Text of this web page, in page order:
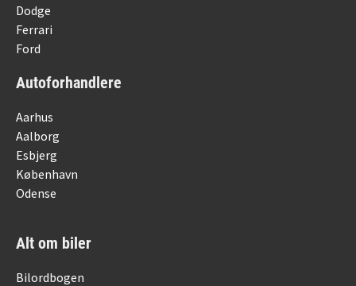
Dodge
Ferrari
Ford
Autoforhandlere
Aarhus
Aalborg
Esbjerg
København
Odense
Alt om biler
Bilordbogen